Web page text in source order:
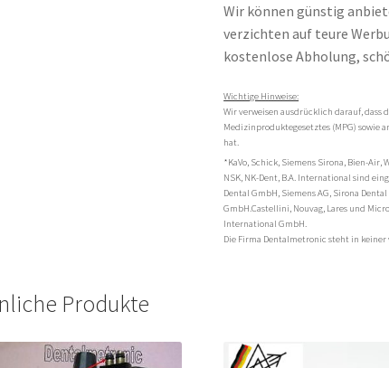
Wir können günstig
verzichten auf teure
kostenlose Abholung,
Wichtige Hinweise:
Wir verweisen ausdrücklich darauf, dass
Medizinproduktegesetztes (MPG) sowie
hat.
*KaVo, Schick, Siemens Sirona, Bien-Air,
NSK, NK-Dent, B.A. International sind
Dental GmbH, Siemens AG, Sirona
GmbH.Castellini, Nouvag, Lares und
International GmbH.
Die Firma Dentalmetronic steht in
Produkte